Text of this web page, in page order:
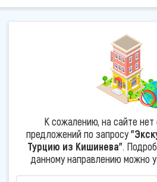
К сожалению, на сайте нет
предложений по запросу
Турцию из Кишинева".
данному направлению можно